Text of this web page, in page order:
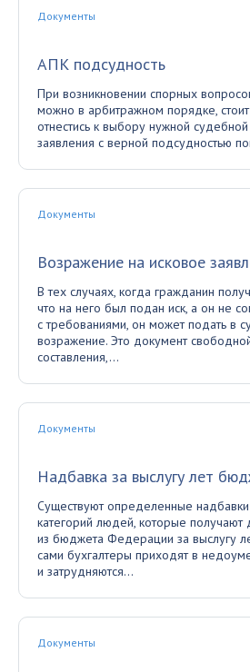
Документы
АПК подсудность
При возникновении спорных
можно в арбитражном порядке,
отнестись к выбору нужной
заявления с верной подсудностью
Документы
Возражение на исковое
В тех случаях, когда гражданин
что на него был подан иск, а он не
с требованиями, он может подать в
возражение. Это документ
составления,...
Документы
Надбавка за выслугу лет
Существуют определенные
категорий людей, которые
из бюджета Федерации за выслугу
сами бухгалтеры приходят в
и затрудняются...
Документы